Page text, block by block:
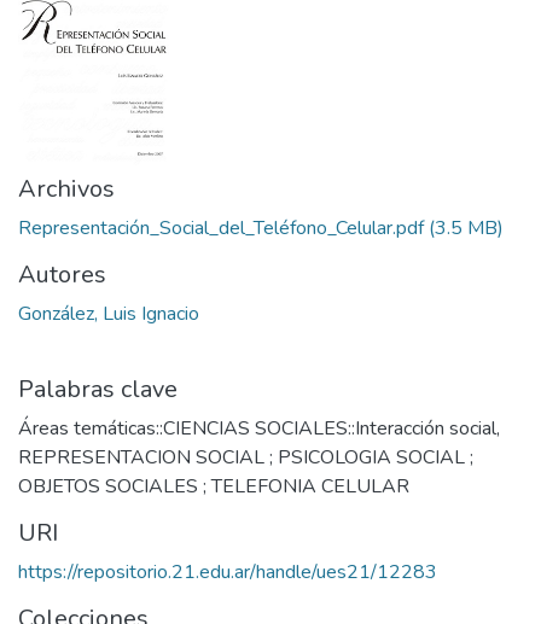
Archivos
Representación_Social_del_Teléfono_Celular.pdf(3.5 MB)
Autores
González, Luis Ignacio
Palabras clave
Áreas temáticas::CIENCIAS SOCIALES::Interacción social,
REPRESENTACION SOCIAL ; PSICOLOGIA SOCIAL ;
OBJETOS SOCIALES ; TELEFONIA CELULAR
URI
https://repositorio.21.edu.ar/handle/ues21/12283